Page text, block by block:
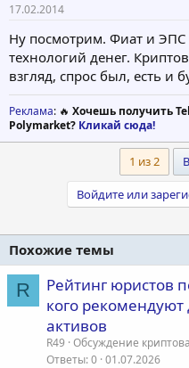
17.02.2014
Ну посмотрим. Фиат и ЭПС
технологий денег.
взгляд, спрос был, есть и
Реклама: 🔥 Хочешь получить
Polymarket? Кликай сюда!
1 из 2
Войдите или
Похожие темы
R
Рейтинг юристов
кого
активов
R49 Обсуждение
Ответы 0 01.07.2026